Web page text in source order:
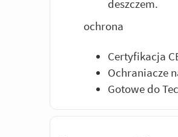
deszczem.
ochrona
Certyfikacja
Ochraniacze
Gotowe do